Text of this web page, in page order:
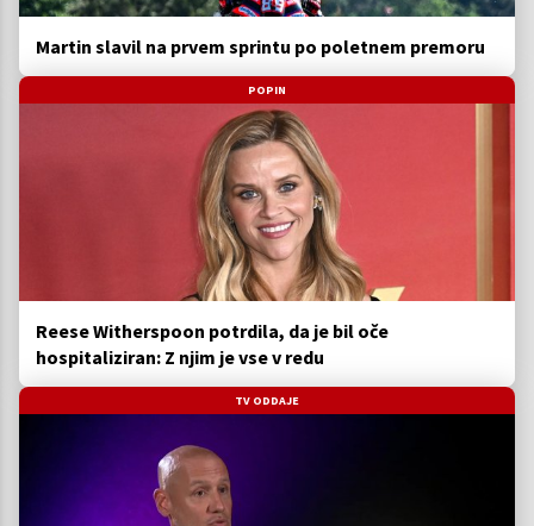
Martin slavil na prvem sprintu po poletnem premoru
POPIN
Reese Witherspoon potrdila, da je bil oče
hospitaliziran: Z njim je vse v redu
TV ODDAJE